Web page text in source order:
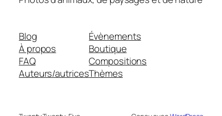
Blog
À propos
FAQ
Auteurs/autrices
Évènements
Boutique
Compositions
Thèmes